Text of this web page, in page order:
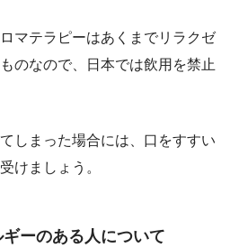
マテラピーはあくまでリラクゼ
のなので、日本では飲用を禁止
しまった場合には、口をすすい
けましょう。
ーのある人について